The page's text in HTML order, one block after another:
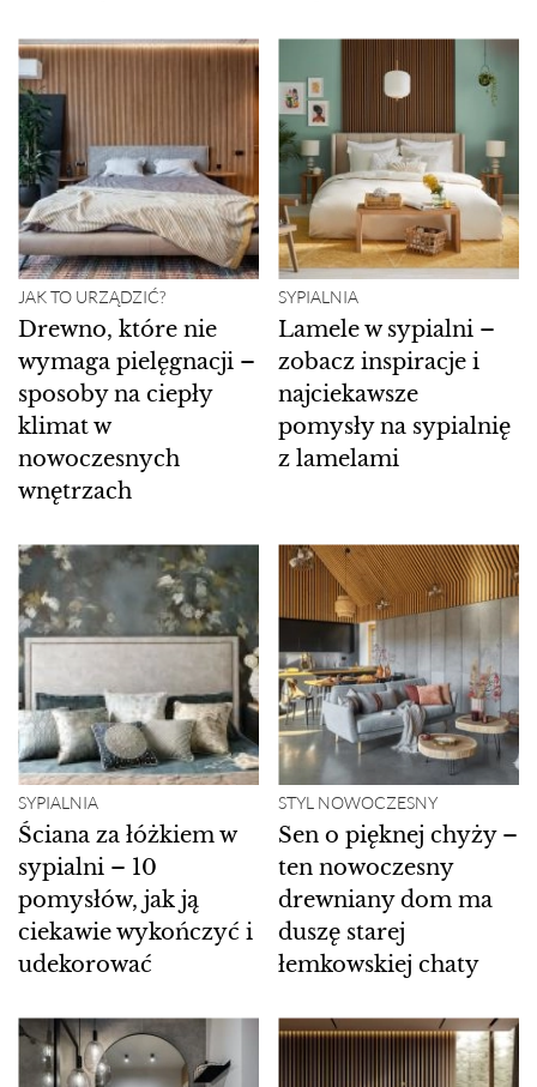
JAK TO URZĄDZIĆ?
Drewno, które nie
wymaga pielęgnacji –
sposoby na ciepły
klimat w
nowoczesnych
wnętrzach
SYPIALNIA
Lamele w sypialni –
zobacz inspiracje i
najciekawsze
pomysły na sypialnię
z lamelami
SYPIALNIA
Ściana za łóżkiem w
sypialni – 10
pomysłów, jak ją
ciekawie wykończyć i
udekorować
STYL NOWOCZESNY
Sen o pięknej chyży –
ten nowoczesny
drewniany dom ma
duszę starej
łemkowskiej chaty